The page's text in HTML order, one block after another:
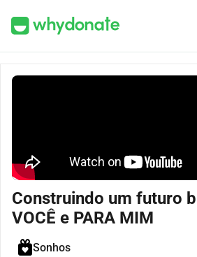
Construindo um futuro
VOCÊ e PARA MIM
Sonhos